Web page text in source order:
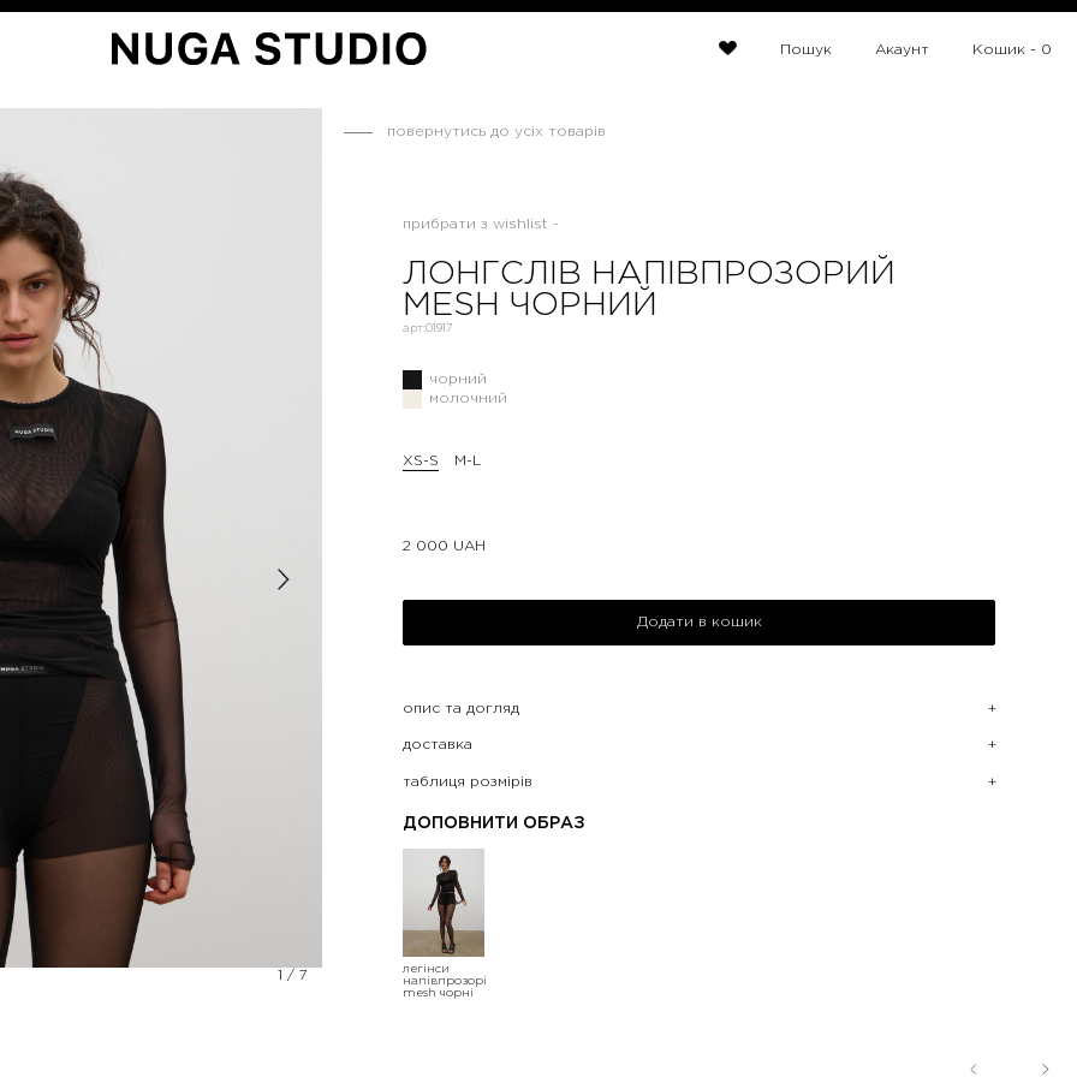
Пошук Акаунт Кошик - 0
1 / 7
повернутись до усіх товарів
прибрати з wishlist -
ЛОНГСЛІВ НАПІВПРОЗОРИЙ
MESH ЧОРНИЙ
арт:01917
чорний
молочний
XS-S M-L
2 000 UAH
Додати в кошик
опис та догляд
доставка
таблиця розмірів
ДОПОВНИТИ ОБРАЗ
легінси
напівпрозорі
mesh чорні